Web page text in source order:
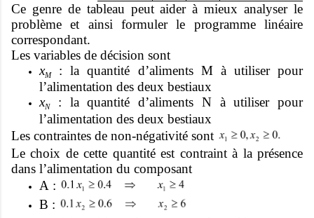
Ce genre de tableau peut aider à mieux analyser le
problème et ainsi formuler le programme linéaire
correspondant.
Les variables de décision sont
xM: la quantité d’aliments M à utiliser pour
l’alimentation des deux bestiaux
xN: la quantité d’aliments N à utiliser pour
l’alimentation des deux bestiaux
Les contraintes de non-négativité sont
Le choix de cette quantité est contraint à la présence
dans l’alimentation du composant
A :
B :